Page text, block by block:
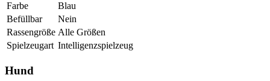
Farbe
Blau
Befüllbar
Nein
Rassengröße Alle Größen
Spielzeugart Intelligenzspielzeug
Hund